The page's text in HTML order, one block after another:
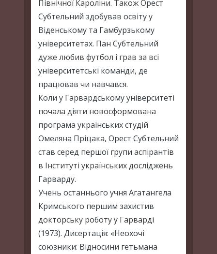
Північної Кароліни. Також Орест
Субтельний здобував освіту у
Віденському та Гамбурзькому
університетах. Пан Субтельний
дуже любив футбол і грав за всі
університетські команди, де
працював чи навчався.
Коли у Гарвардському університеті
почала діяти новосформована
програма українських студій
Омеляна Пріцака, Орест Субтельний
став серед першої групи аспірантів
в Інституті українських досліджень
Гарварду.
Учень останнього учня Агатангела
Кримського першим захистив
докторську роботу у Гарварді
(1973). Дисертація: «Неохочі
союзники: Відносини гетьмана